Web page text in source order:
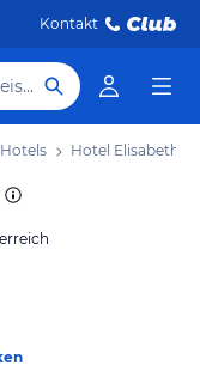
Kontakt
Hotel, Reiseziel
Hotel Elisabeth